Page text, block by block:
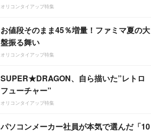
オリコンタイアップ特集
お値段そのまま45％増量！ファミマ夏の大
盤振る舞い
オリコンタイアップ特集
SUPER★DRAGON、自ら描いた”レトロ
フューチャー”
オリコンタイアップ特集
パソコンメーカー社員が本気で選んだ「10